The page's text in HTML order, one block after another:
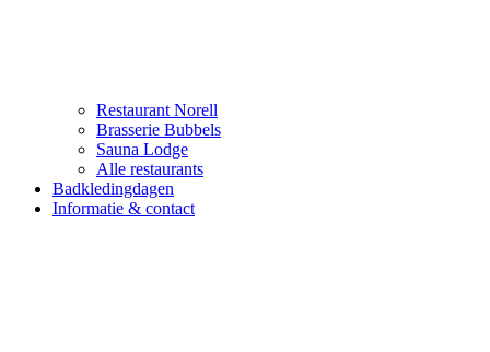
Restaurant Norell
Brasserie Bubbels
Sauna Lodge
Alle restaurants
Badkledingdagen
Informatie & contact